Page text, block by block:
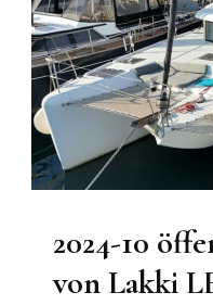
2024-10
von Lakki